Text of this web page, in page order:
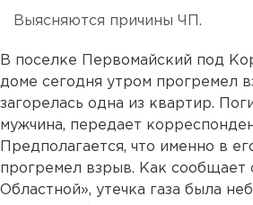
Выясняются причины ЧП.
В поселке Первомайский под
доме сегодня утром прогремел
загорелась одна из квартир.
мужчина, передает
Предполагается, что именно в
прогремел взрыв. Как сообщает
Областной», утечка газа была